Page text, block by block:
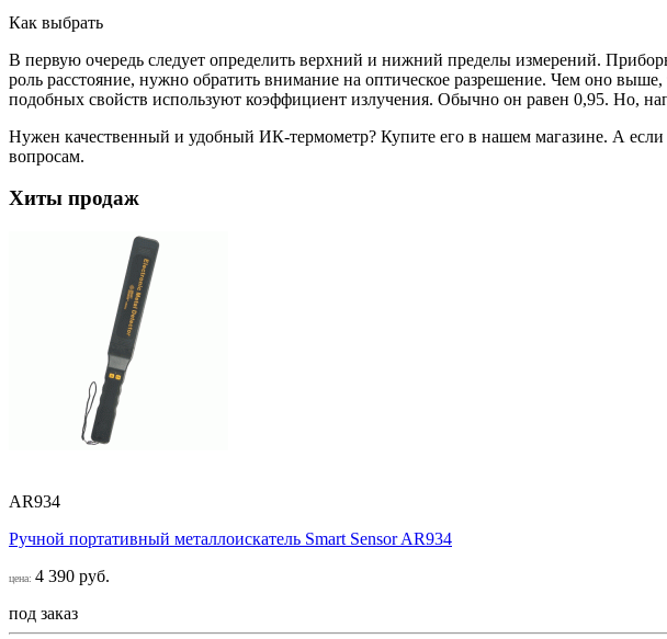
Как выбрать
В первую очередь следует определить верхний и нижний пределы измерений.
роль расстояние, нужно обратить внимание на оптическое разрешение. Чем оно
подобных свойств используют коэффициент излучения. Обычно он равен 0,95. Но,
Нужен качественный и удобный ИК-термометр? Купите его в нашем магазине. А
вопросам.
Хиты продаж
AR934
Ручной портативный металлоискатель Smart Sensor AR934
цена: 4 390 руб.
под заказ